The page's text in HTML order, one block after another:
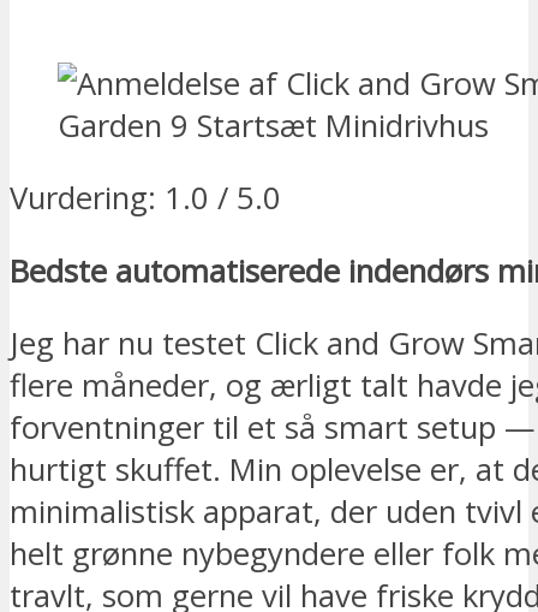
Vurdering: 1.0 / 5.0
Bedste automatiserede indendørs
Jeg har nu testet Click and Grow
flere måneder, og ærligt talt havde
forventninger til et så smart setup
hurtigt skuffet. Min oplevelse er, at
minimalistisk apparat, der uden tvivl
helt grønne nybegyndere eller folk
travlt, som gerne vil have friske